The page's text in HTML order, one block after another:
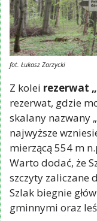
fot. Łukasz Zarzycki
Z kolei rezerwat
rezerwat, gdzie
skalany nazwany
najwyższe
mierzącą 554 m
Warto dodać, że
szczyty zaliczane
Szlak biegnie
gminnymi oraz